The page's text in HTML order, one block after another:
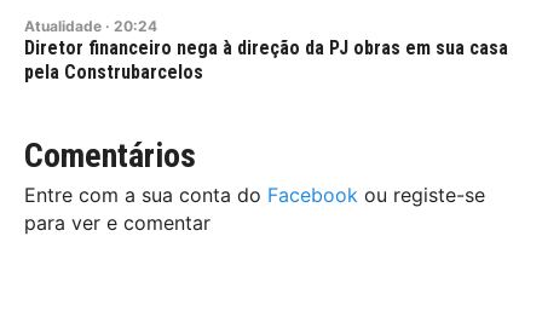
Atualidade · 20:24
Diretor financeiro nega à direção da PJ obras em sua casa
pela Construbarcelos
Comentários
Entre com a sua conta do Facebook ou registe-se
para ver e comentar